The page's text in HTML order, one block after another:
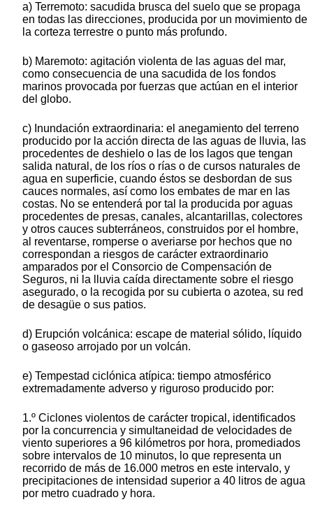
a) Terremoto: sacudida brusca del suelo que se propaga
en todas las direcciones, producida por un movimiento de
la corteza terrestre o punto más profundo.
b) Maremoto: agitación violenta de las aguas del mar,
como consecuencia de una sacudida de los fondos
marinos provocada por fuerzas que actúan en el interior
del globo.
c) Inundación extraordinaria: el anegamiento del terreno
producido por la acción directa de las aguas de lluvia, las
procedentes de deshielo o las de los lagos que tengan
salida natural, de los ríos o rías o de cursos naturales de
agua en superficie, cuando éstos se desbordan de sus
cauces normales, así como los embates de mar en las
costas. No se entenderá por tal la producida por aguas
procedentes de presas, canales, alcantarillas, colectores
y otros cauces subterráneos, construidos por el hombre,
al reventarse, romperse o averiarse por hechos que no
correspondan a riesgos de carácter extraordinario
amparados por el Consorcio de Compensación de
Seguros, ni la lluvia caída directamente sobre el riesgo
asegurado, o la recogida por su cubierta o azotea, su red
de desagüe o sus patios.
d) Erupción volcánica: escape de material sólido, líquido
o gaseoso arrojado por un volcán.
e) Tempestad ciclónica atípica: tiempo atmosférico
extremadamente adverso y riguroso producido por:
1.º Ciclones violentos de carácter tropical, identificados
por la concurrencia y simultaneidad de velocidades de
viento superiores a 96 kilómetros por hora, promediados
sobre intervalos de 10 minutos, lo que representa un
recorrido de más de 16.000 metros en este intervalo, y
precipitaciones de intensidad superior a 40 litros de agua
por metro cuadrado y hora.